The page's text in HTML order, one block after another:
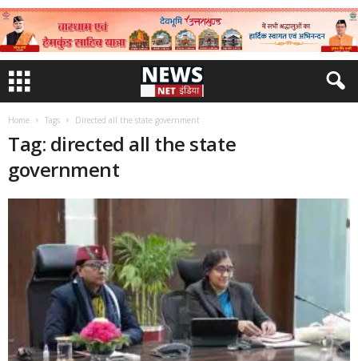
Home Tags Directed all the state government
Tag: directed all the state
government